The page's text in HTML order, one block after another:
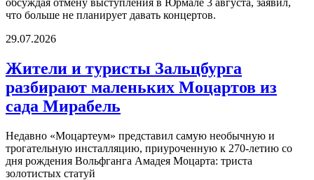
обсуждая отмену выступления в Юрмале 3 августа, заявил,
что больше не планирует давать концертов.
29.07.2026
Жители и туристы Зальцбурга
разбирают маленьких Моцартов из
сада Мирабель
Недавно «Моцартеум» представил самую необычную и
трогательную инсталляцию, приуроченную к 270-летию со
дня рождения Вольфганга Амадея Моцарта: триста
золотистых статуй